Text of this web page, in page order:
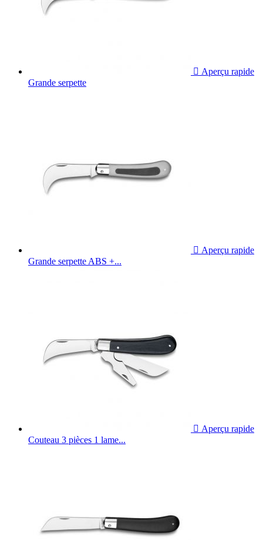
 Aperçu rapide
Grande serpette
 Aperçu rapide
Grande serpette ABS +...
 Aperçu rapide
Couteau 3 pièces 1 lame...